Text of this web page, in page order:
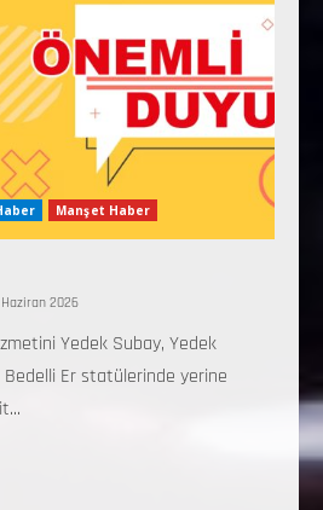
Manşet Haber
2026
Yedek Subay, Yedek
Er statülerinde yerine